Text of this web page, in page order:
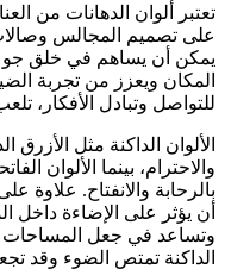
تعتبر ألوان الدهانات من
على تصميم المجالس
يمكن أن يساهم في خلق
المكان ويعزز من تجربة
للتواصل وتبادل الأفكار،
الألوان الداكنة مثل
والاحترام، بينما الألوان
بالرحابة والانفتاح. علاوة
أن يؤثر على الإضاءة داخل
وتساعد في جعل المساحات
الداكنة تمتص الضوء وقد